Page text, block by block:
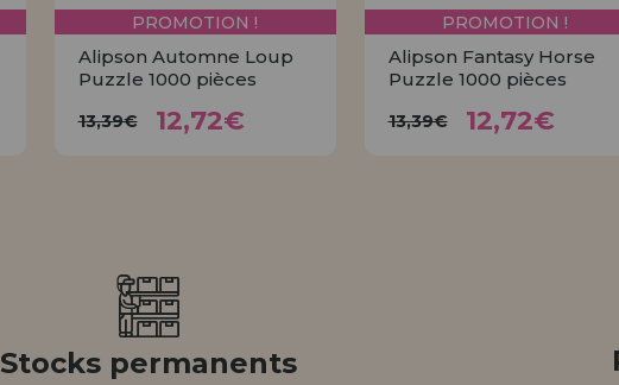
PROMOTION !
Alipson Automne Loup
Puzzle 1000 pièces
13,39€ 12,72€
PROMOTION !
Alipson Fantasy Horse
Puzzle 1000 pièces
13,39€ 12,72€
Stocks permanents